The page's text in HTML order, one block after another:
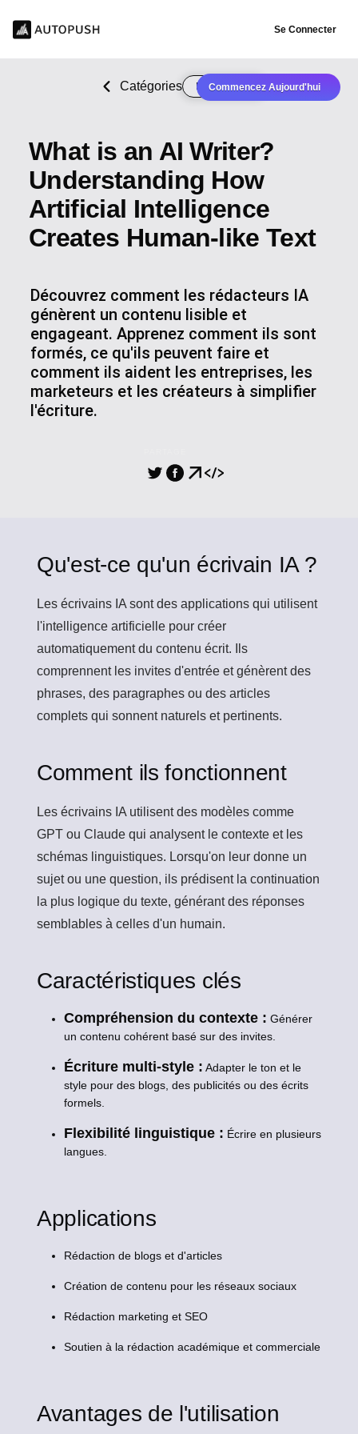
Se Connecter
Commencez Aujourd'hui
Catégories Rédaction IA
What is an AI Writer?
Understanding How
Artificial Intelligence
Creates Human-like Text
Découvrez comment les rédacteurs IA
génèrent un contenu lisible et
engageant. Apprenez comment ils sont
formés, ce qu'ils peuvent faire et
comment ils aident les entreprises, les
marketeurs et les créateurs à simplifier
l'écriture.
Qu'est-ce qu'un écrivain IA ?
Les écrivains IA sont des applications qui utilisent
l'intelligence artificielle pour créer
automatiquement du contenu écrit. Ils
comprennent les invites d'entrée et génèrent des
phrases, des paragraphes ou des articles
complets qui sonnent naturels et pertinents.
Comment ils fonctionnent
Les écrivains IA utilisent des modèles comme
GPT ou Claude qui analysent le contexte et les
schémas linguistiques. Lorsqu'on leur donne un
sujet ou une question, ils prédisent la continuation
la plus logique du texte, générant des réponses
semblables à celles d'un humain.
Caractéristiques clés
Compréhension du contexte : Générer
un contenu cohérent basé sur des invites.
Écriture multi-style : Adapter le ton et le
style pour des blogs, des publicités ou des écrits
formels.
Flexibilité linguistique : Écrire en plusieurs
langues.
Applications
Rédaction de blogs et d'articles
Création de contenu pour les réseaux sociaux
Rédaction marketing et SEO
Soutien à la rédaction académique et commerciale
Avantages de l'utilisation